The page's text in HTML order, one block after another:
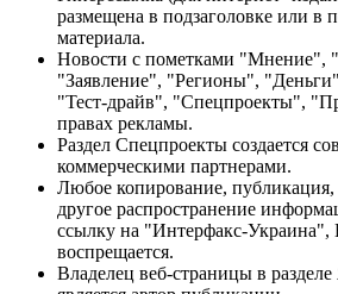
размещена в подзаголовке или в
материала.
Новости с пометками "Мнение",
"Заявление", "Регионы",
"Тест-драйв", "Спецпроекты",
правах рекламы.
Раздел Спецпроекты создается
коммерческими партнерами.
Любое копирование, публикация,
другое распространение
ссылку на "Интерфакс-Украина",
воспрещается.
Владелец веб-страницы в